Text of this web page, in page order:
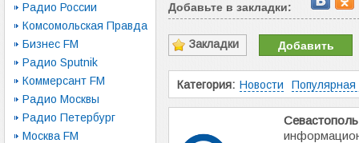
Радио России
Комсомольская Правда
Бизнес FM
Радио Sputnik
Коммерсант FM
Радио Москвы
Радио Петербург
Москва FM
Добавьте в закладки:
Закладки Добавить
Категория: Новости Популярная